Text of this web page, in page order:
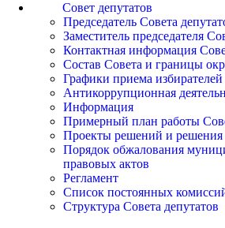
Совет депутатов
Председатель Совета
Заместитель председателя
Контактная информация
Состав Совета и границы
Графики приема избирателей
Антикоррупционная
Информация
Примерный план работы
Проекты решений и решения
Порядок обжалования
правовых актов
Регламент
Список постоянных
Структура Совета депутатов